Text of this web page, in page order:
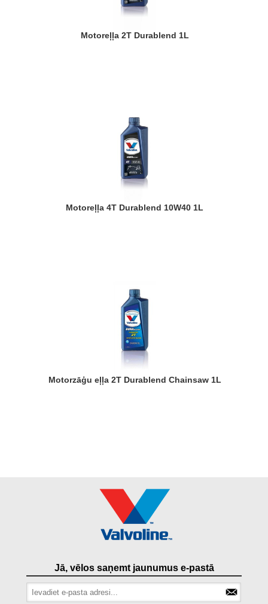
Motoreļļa 2T Durablend 1L
Motoreļļa 4T Durablend 10W40 1L
Motorzāģu eļļa 2T Durablend Chainsaw 1L
Jā, vēlos saņemt jaunumus e-pastā